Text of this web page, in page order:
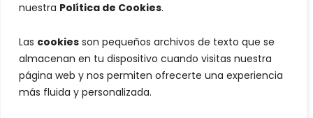
nuestra Política de Cookies.
Las cookies son pequeños archivos de texto que se
almacenan en tu dispositivo cuando visitas nuestra
página web y nos permiten ofrecerte una experiencia
más fluida y personalizada.